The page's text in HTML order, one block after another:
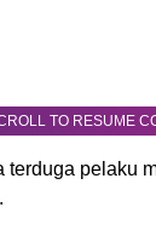
TO RESUME
terduga pelaku